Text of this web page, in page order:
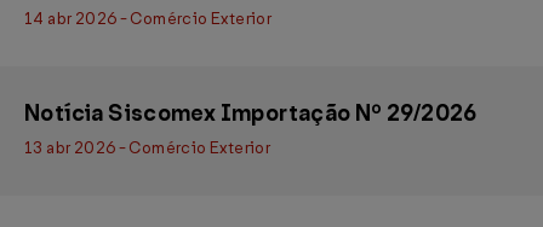
14 abr 2026 - Comércio Exterior
Notícia Siscomex Importação Nº 29/2026
13 abr 2026 - Comércio Exterior